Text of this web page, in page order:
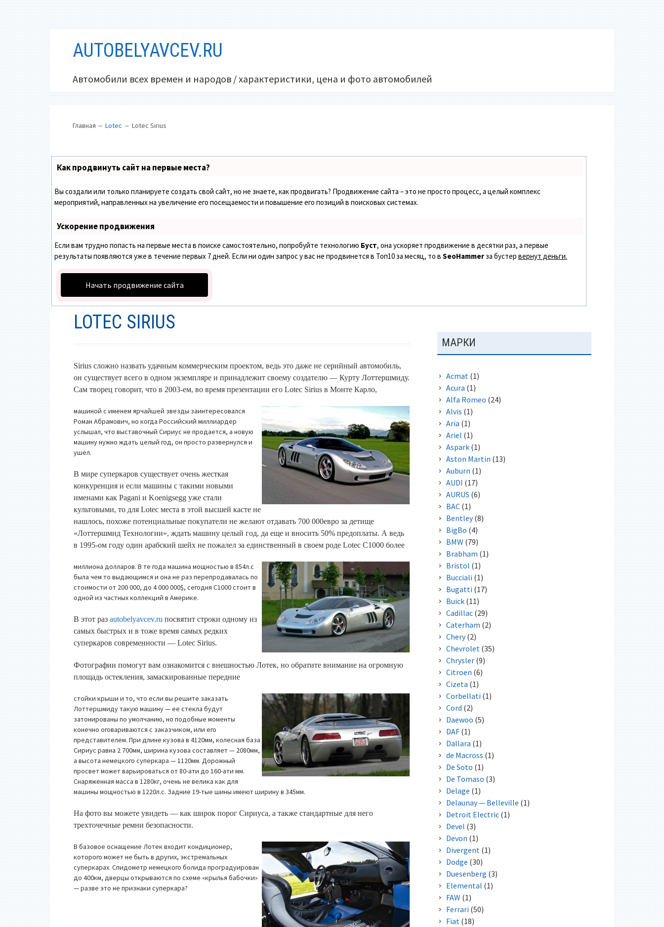
содержимомуAUTOBELYAVCEV.RU
Автомобили всех времен и народов / характеристики, цена и фото автомобилей
МЕНЮ
САЙТЕ
(ХЛЕБНЫЕ
КРОШКИ)
Главная Lotec Lotec Sirius
Как продвинуть сайт на первые места?
Вы создали или только планируете создать свой сайт, но не знаете, как продвигать? Продвижение сайта – это не просто процесс, а целый комплекс
мероприятий, направленных на увеличение его посещаемости и повышение его позиций в поисковых системах.
Ускорение продвижения
Если вам трудно попасть на первые места в поиске самостоятельно, попробуйте технологию Буст, она ускоряет продвижение в десятки раз, а первые
результаты появляются уже в течение первых 7 дней. Если ни один запрос у вас не продвинется в Топ10 за месяц, то вSeoHammerза бустервернут деньги.
Начать продвижение сайта
LOTEC SIRIUS
Sirius сложно назвать удачным коммерческим проектом, ведь это даже не серийный автомобиль,
он существует всего в одном экземпляре и принадлежит своему создателю — Курту Лоттершмиду.
Сам творец говорит, что в 2003-ем, во время презентации его Lotec Sirius в Монте Карло,
машиной с именем ярчайшей звезды заинтересовался
Роман Абрамович, но когда Российский миллиардер
услышал, что выставочный Сириус не продается, а новую
машину нужно ждать целый год, он просто развернулся и
ушел.
В мире суперкаров существует очень жесткая
конкуренция и если машины с такими новыми
именами как Pagani и Koenigsegg уже стали
культовыми, то для Lotec места в этой высшей касте не
нашлось, похоже потенциальные покупатели не желают отдавать 700 000евро за детище
«Лоттершмид Технологии», ждать машину целый год, да еще и вносить 50% предоплаты. А ведь
в 1995-ом году один арабский шейх не пожалел за единственный в своем роде Lotec С1000 более
миллиона долларов. В те года машина мощностью в 854л.с
была чем то выдающимся и она не раз перепродавалась по
стоимости от 200 000, до 4 000 000$, сегодня C1000 стоит в
одной из частных коллекций в Америке.
В этот разautobelyavcev.ru посвятит строки одному из
самых быстрых и в тоже время самых редких
суперкаров современности — Lotec Sirius.
Фотографии помогут вам ознакомится с внешностью Лотек, но обратите внимание на огромную
площадь остекления, замаскированные передние
стойки крыши и то, что если вы решите заказать
Лоттершмиду такую машину — ее стекла будут
затонированы по умолчанию, но подобные моменты
конечно оговариваются с заказчиком, или его
представителем. При длине кузова в 4120мм, колесная база
Сириус равна 2 700мм, ширина кузова составляет — 2080мм,
а высота немецкого суперкара — 1120мм. Дорожный
просвет может варьироваться от 80-ати до 160-ати мм.
Снаряженная масса в 1280кг, очень не велика как для
машины мощностью в 1220л.с. Задние 19-тые шины имеют ширину в 345мм.
На фото вы можете увидеть — как широк порог Сириуса, а также стандартные для него
трехточечные ремни безопасности.
В базовое оснащение Лотек входит кондиционер,
которого может не быть в других, экстремальных
суперкарах. Спидометр немецкого болида проградуирован
до 400км, дверцы открываются по схеме «крылья бабочки»
— разве это не признаки суперкара?
ОСНОВНАЯ
ПАНЕЛЬ
МАРКИ
Acmat (1)
Acura (1)
Alfa Romeo (24)
Alvis (1)
Aria (1)
Ariel (1)
Aspark(1)
Aston Martin (13)
Auburn (1)
AUDI (17)
AURUS (6)
BAC(1)
Bentley(8)
BigBo (4)
BMW (79)
Brabham (1)
Bristol (1)
Bucciali (1)
Bugatti (17)
Buick(11)
Cadillac(29)
Caterham (2)
Chery(2)
Chevrolet (35)
Chrysler(9)
Citroen (6)
Cizeta (1)
Corbellati (1)
Cord (2)
Daewoo (5)
DAF(1)
Dallara (1)
de Macross (1)
De Soto (1)
De Tomaso (3)
Delage (1)
Delaunay — Belleville (1)
Detroit Electric(1)
Devel (3)
Devon (1)
Divergent (1)
Dodge (30)
Duesenberg (3)
Elemental (1)
FAW (1)
Ferrari (50)
Fiat (18)